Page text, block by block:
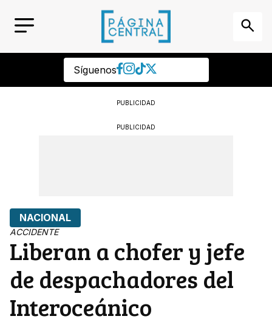
Síguenos
PUBLICIDAD
PUBLICIDAD
NACIONAL
ACCIDENTE
Liberan a chofer y jefe
de despachadores del
Interoceánico